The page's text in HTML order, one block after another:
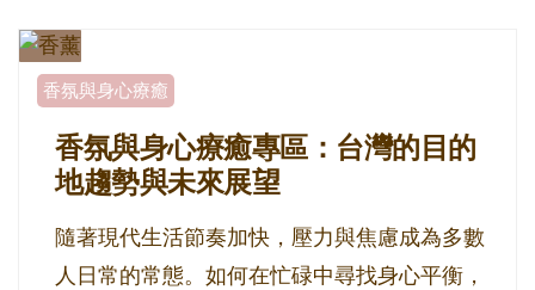
香氛與身心療癒
香氛與身心療癒專區：台灣的目的
地趨勢與未來展望
隨著現代生活節奏加快，壓力與焦慮成為多數
人日常的常態。如何在忙碌中尋找身心平衡，